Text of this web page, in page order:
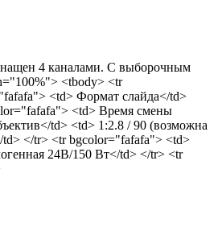
4 каналами. С выборочным
<tbody> <tr
<td> Формат слайда</td>
<td> Время смены
td> <td> 1:2.8 / 90 (возможна
</tr> <tr bgcolor="fafafa"> <td>
24В/150 Вт</td> </tr> <tr